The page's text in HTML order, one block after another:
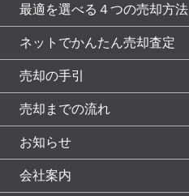
最適を選べる４つの売却方法
ネットでかんたん売却査定
売却の手引
売却までの流れ
お知らせ
会社案内